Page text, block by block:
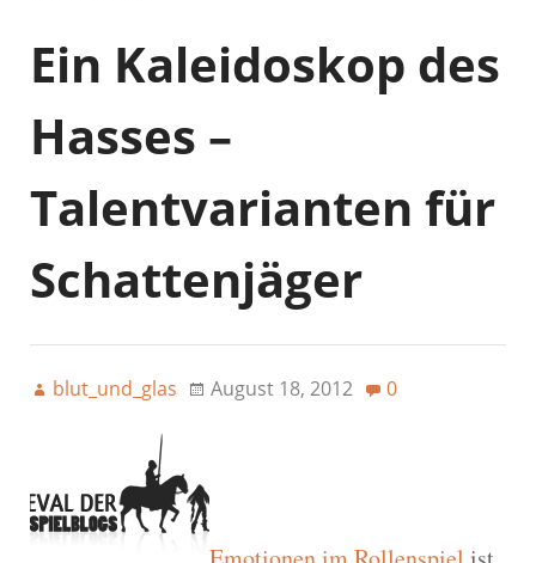
Ein Kaleidoskop des
Hasses –
Talentvarianten für
Schattenjäger
blut_und_glas August 18, 2012 0